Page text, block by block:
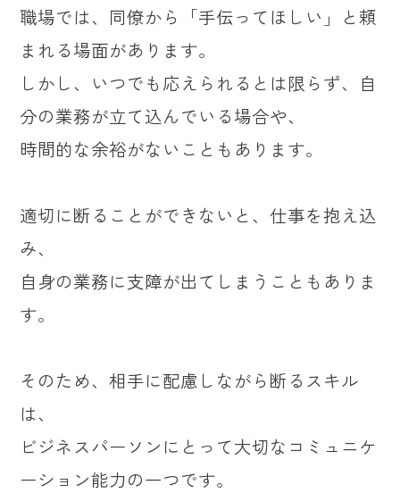
職場では、同僚から「手伝ってほしい」と頼
まれる場面があります。
しかし、いつでも応えられるとは限らず、自
分の業務が立て込んでいる場合や、
時間的な余裕がないこともあります。
適切に断ることができないと、仕事を抱え込
み、
自身の業務に支障が出てしまうこともありま
す。
そのため、相手に配慮しながら断るスキル
は、
ビジネスパーソンにとって大切なコミュニケ
ーション能力の一つです。